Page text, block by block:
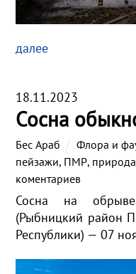
далее
18.11.2023
Сосна
Бес Араб Флора и
пейзажи, ПМР, природа
коментариев
Сосна на
(Рыбницкий район
Республики) — 07